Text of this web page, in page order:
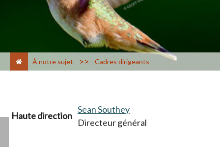
À notre sujet > Cadres dirigeants
Haute direction
Sean Southey
Directeur général